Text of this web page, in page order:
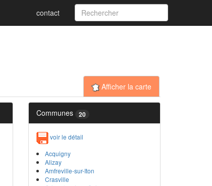
contact
Afficher la carte
Communes 20
voir le détail
Acquigny
Alizay
Amfreville-sur-Iton
Crasville